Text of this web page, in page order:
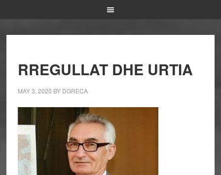
RREGULLAT DHE URTIA
MAY 3, 2020 BY DGRECA